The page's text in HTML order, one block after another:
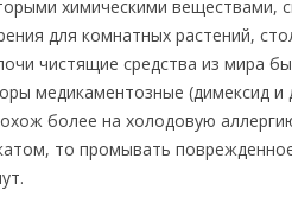
химическими веществами,
для комнатных растений,
чистящие средства из мира
медикаментозные (димексид
более на холодовую
то промывать